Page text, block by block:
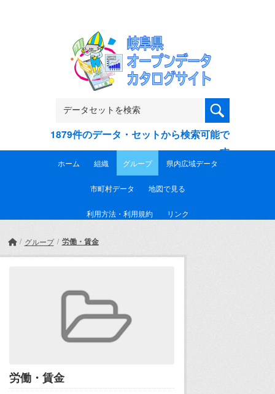
1879件のデータ・セットから検索可能で
す
ホーム 組織 グループ 県内広域データ
市町村データ 地図で見る
利用方法・利用規約 リンク
グループ 労働・賃金
労働・賃金